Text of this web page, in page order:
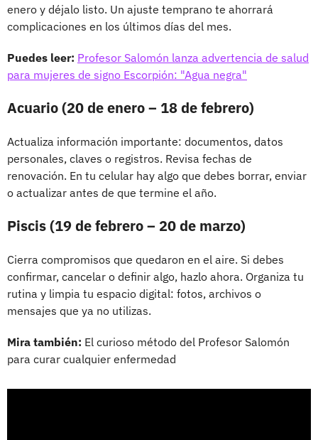
enero y déjalo listo. Un ajuste temprano te ahorrará
complicaciones en los últimos días del mes.
Puedes leer: Profesor Salomón lanza advertencia de salud
para mujeres de signo Escorpión: "Agua negra"
Acuario (20 de enero – 18 de febrero)
Actualiza información importante: documentos, datos
personales, claves o registros. Revisa fechas de
renovación. En tu celular hay algo que debes borrar, enviar
o actualizar antes de que termine el año.
Piscis (19 de febrero – 20 de marzo)
Cierra compromisos que quedaron en el aire. Si debes
confirmar, cancelar o definir algo, hazlo ahora. Organiza tu
rutina y limpia tu espacio digital: fotos, archivos o
mensajes que ya no utilizas.
Mira también: El curioso método del Profesor Salomón
para curar cualquier enfermedad